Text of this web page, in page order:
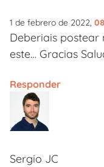
1 de febrero de 2022,
Deberiais postear
este… Gracias
Responder
Sergio JC